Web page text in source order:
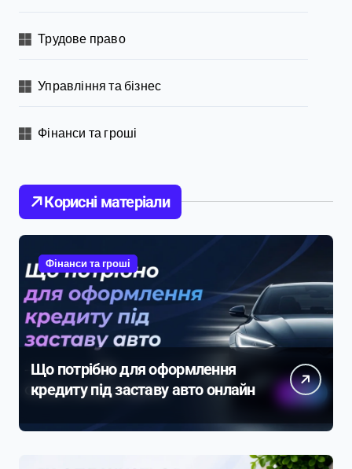
Трудове право
Управління та бізнес
Фінанси та гроші
Корисні матеріали
Фінанси та гроші
Що потрібно для оформлення
кредиту під заставу авто онлайн